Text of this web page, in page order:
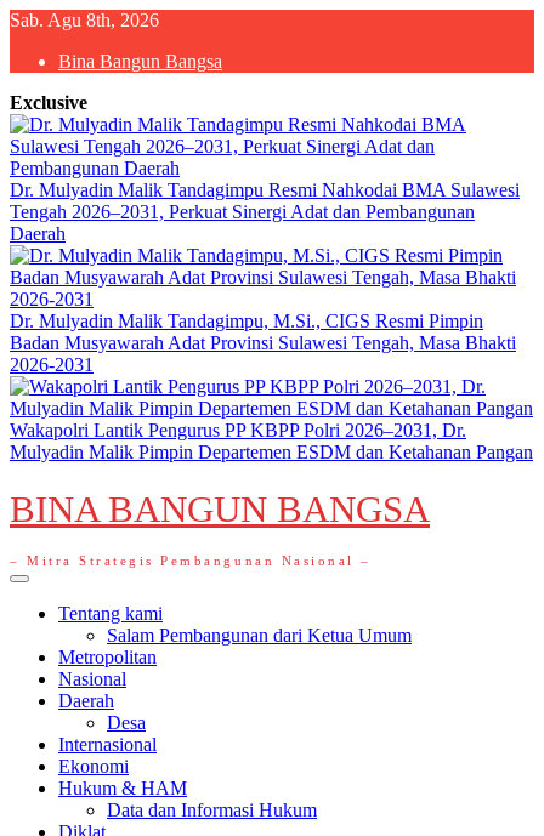
Skip
content
Sab. Agu 8th, 2026
Bina Bangun Bangsa
Exclusive
Dr. Mulyadin Malik Tandagimpu Resmi Nahkodai BMA Sulawesi
Tengah 2026–2031, Perkuat Sinergi Adat dan Pembangunan
Daerah
Dr. Mulyadin Malik Tandagimpu, M.Si., CIGS Resmi Pimpin
Badan Musyawarah Adat Provinsi Sulawesi Tengah, Masa Bhakti
2026-2031
Wakapolri Lantik Pengurus PP KBPP Polri 2026–2031, Dr.
Mulyadin Malik Pimpin Departemen ESDM dan Ketahanan Pangan
BINA BANGUN BANGSA
– Mitra Strategis Pembangunan Nasional –
Primary
Tentang kami
Salam Pembangunan dari Ketua Umum
Metropolitan
Nasional
Daerah
Desa
Internasional
Ekonomi
Hukum & HAM
Data dan Informasi Hukum
Diklat